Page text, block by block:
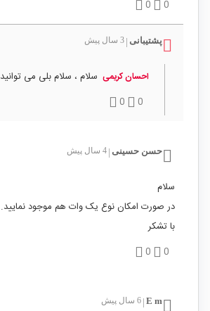
0
0
پشتیبانی 3 سال پیش
احسان کریمی سلام ، سلام بلی می توانید
0
0
حسن حسینی 4 سال پیش
سلام
در صورت امکان نوع یک وات هم موجود نمایید.
با تشکر
0
0
E m 6 سال پیش